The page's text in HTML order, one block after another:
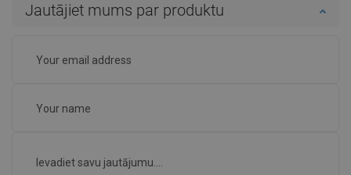
Jautājiet mums par produktu